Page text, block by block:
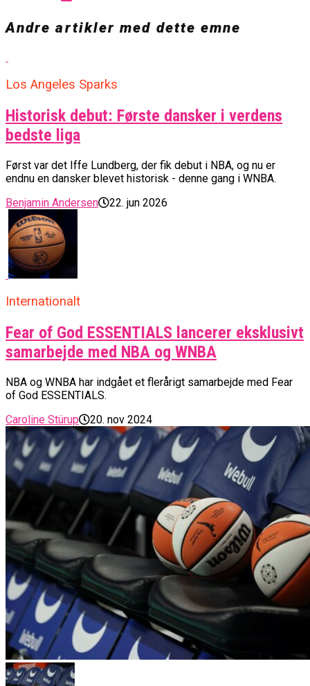
Andre artikler med dette emne
Los Angeles Sparks
Historisk debut: Første dansker i verdens
bedste liga
Først var det Iffe Lundberg, der fik debut i NBA, og nu er
endnu en dansker blevet historisk - denne gang i WNBA.
Benjamin Andersen
22. jun 2026
Internationalt
Fear of God ESSENTIALS lancerer eksklusivt
samarbejde med NBA og WNBA
NBA og WNBA har indgået et flerårigt samarbejde med Fear
of God ESSENTIALS.
Caroline Stürup
20. nov 2024